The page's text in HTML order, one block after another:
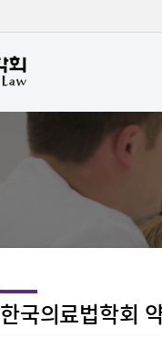
한국의료법학회